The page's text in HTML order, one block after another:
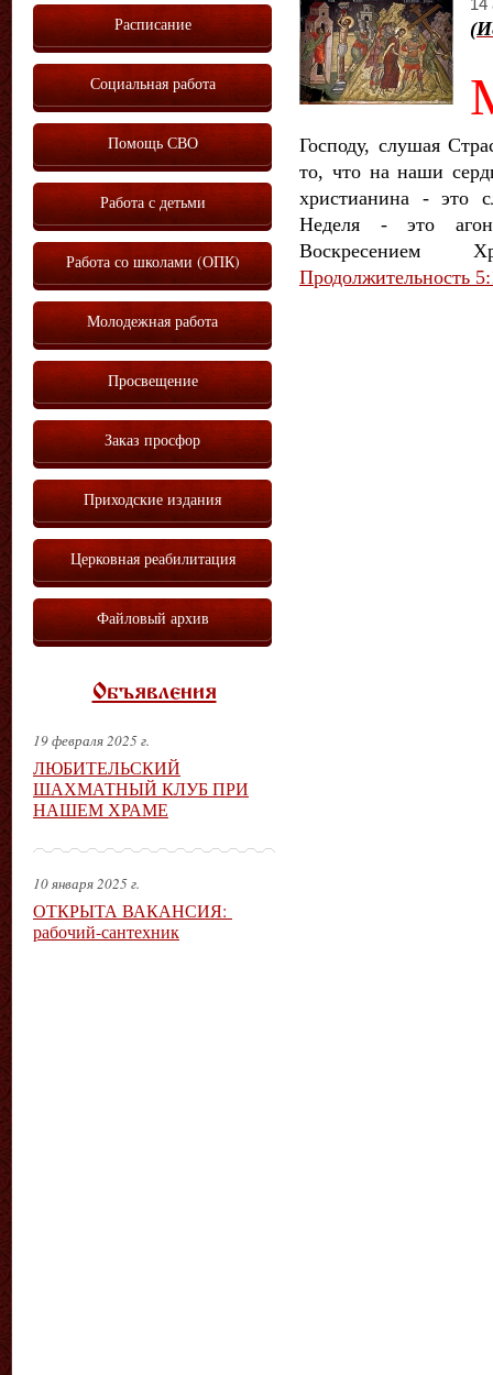
14
Господу, слушая
то, что на наши
христианина - это
Неделя - это
Воскресением
Продолжительность
Расписание
Социальная работа
Помощь СВО
Работа с детьми
Работа со школами (ОПК)
Молодежная работа
Просвещение
Заказ просфор
Приходские издания
Церковная реабилитация
Файловый архив
Объявления
19 февраля 2025 г.
ЛЮБИТЕЛЬСКИЙ
ШАХМАТНЫЙ КЛУБ ПРИ
НАШЕМ ХРАМЕ
10 января 2025 г.
ОТКРЫТА ВАКАНСИЯ:
рабочий-сантехник